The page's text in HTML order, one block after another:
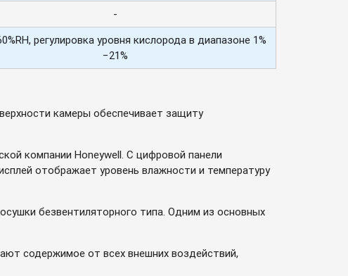
-
регулировка уровня кислорода в диапазоне 1%
−21%
камеры обеспечивает защиту
компании Honeywell. С цифровой панели
отображает уровень влажности и температуру
безвентиляторного типа. Одним из основных
содержимое от всех внешних воздействий,